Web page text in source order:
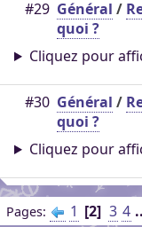
#29 Général /
quoi ?
Cliquez pour
#30 Général /
quoi ?
Cliquez pour
Pages 1 2 3 4